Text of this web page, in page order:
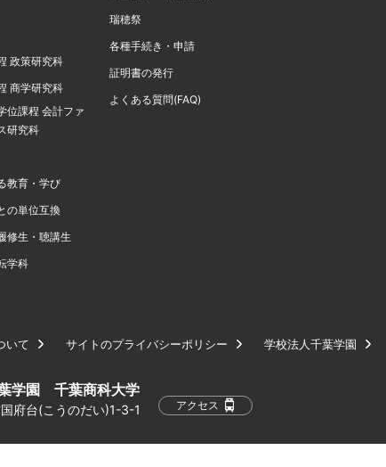
政策研究科
商学研究科
位課程 会計ファ
研究科
教育・学び
の単位互換
修生・聴講生
学科
瑞穂祭
各種手続き・申請
証明書の発行
よくある質問(FAQ)
いて サイトのプライバシーポリシー 学校法人千葉学園
学園 千葉商科大学
府台(こうのだい)1-3-1 アクセス